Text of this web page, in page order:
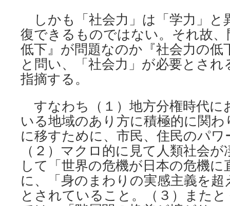
しかも「社会力」は「学力」と
復できるものではない。それ故
低下』が問題なのか『社会力の低
と問い、「社会力」が必要とされ
指摘する。
すなわち（１）地方分権時代に
いる地域のあり方に積極的に関わ
に移すために、市民、住民のパ
（２）マクロ的に見て人類社会
して「世界の危機が日本の危機
に、「身のまわりの実感主義を超
とされていること。（３）また